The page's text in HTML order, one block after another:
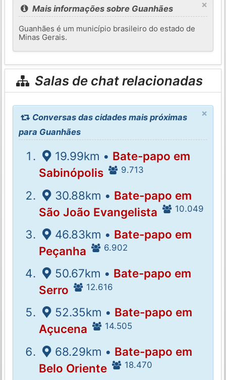
×
Mais informações sobre Guanhães
Guanhães é um município brasileiro do estado de
Minas Gerais.
Salas de chat relacionadas
×
Conversas das cidades mais próximas
para Guanhães
19.99km • Bate-papo em
Sabinópolis
9.713
30.88km • Bate-papo em
São João Evangelista
10.049
46.83km • Bate-papo em
Peçanha
6.902
50.67km • Bate-papo em
Serro
12.616
52.35km • Bate-papo em
Açucena
14.505
68.29km • Bate-papo em
Belo Oriente
18.470